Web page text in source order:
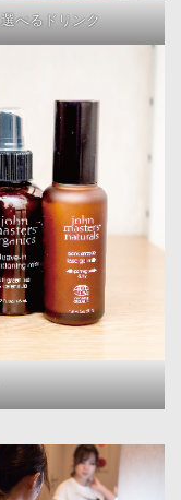
選べるドリンク